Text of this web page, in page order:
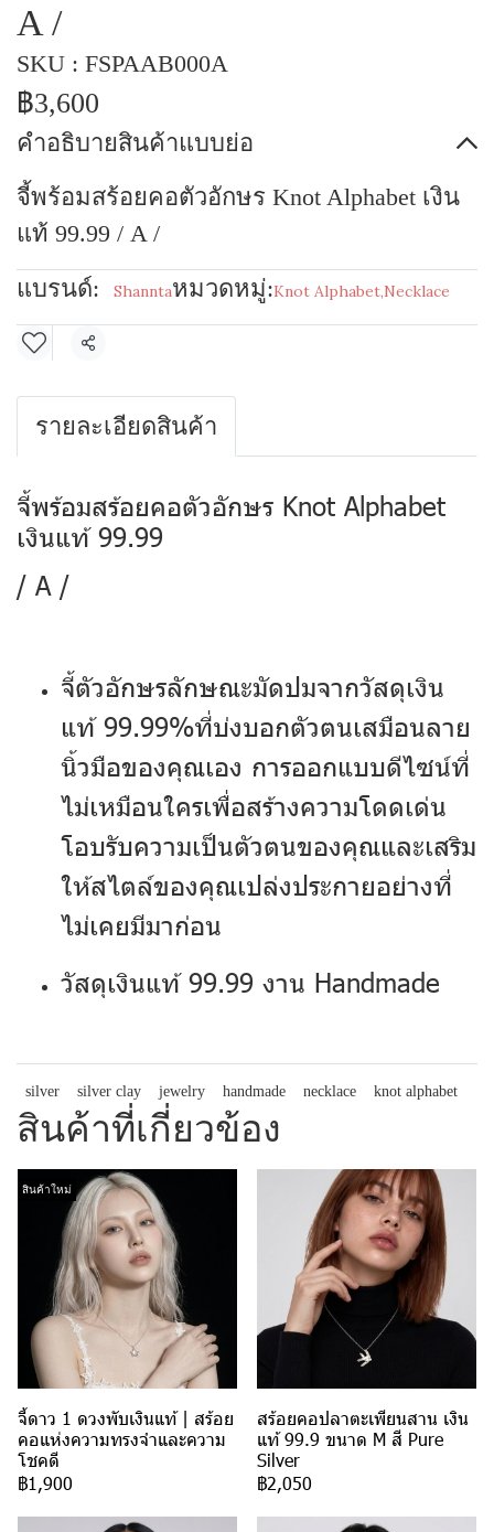
A /
SKU : FSPAAB000A
฿3,600
คำอธิบายสินค้าแบบย่อ
จี้พร้อมสร้อยคอตัวอักษร Knot Alphabet เงิน
แท้ 99.99 / A /
แบรนด์:
Shanntaหมวดหมู่:Knot Alphabet,Necklace
แชร์
รายละเอียดสินค้า
จี้พร้อมสร้อยคอตัวอักษร Knot Alphabet
เงินแท้ 99.99
/ A /
จี้ตัวอักษรลักษณะมัดปมจากวัสดุเงิน
แท้ 99.99%ที่บ่งบอกตัวตนเสมือนลาย
นิ้วมือของคุณเอง การออกแบบดีไซน์ที่
ไม่เหมือนใครเพื่อสร้างความโดดเด่น
โอบรับความเป็นตัวตนของคุณและเสริม
ให้สไตล์ของคุณเปล่งประกายอย่างที่
ไม่เคยมีมาก่อน
วัสดุเงินแท้ 99.99 งาน Handmade
silver silver clay jewelry handmade necklace knot alphabet
สินค้าที่เกี่ยวข้อง
สินค้าใหม่
จี้ดาว 1 ดวงพับเงินแท้ | สร้อย
คอแห่งความทรงจำและความ
โชคดี
฿1,900
สร้อยคอปลาตะเพียนสาน เงิน
แท้ 99.9 ขนาด M สี Pure
Silver
฿2,050